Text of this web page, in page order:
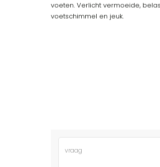
voeten. Verlicht vermoeide,
voetschimmel en jeuk.